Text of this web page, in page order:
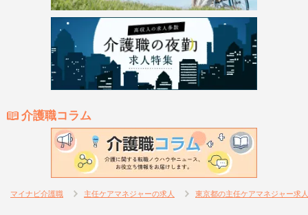
介護職コラム
マイナビ介護職 主任ケアマネジャーの求人 東京都の主任ケアマネジャー求人